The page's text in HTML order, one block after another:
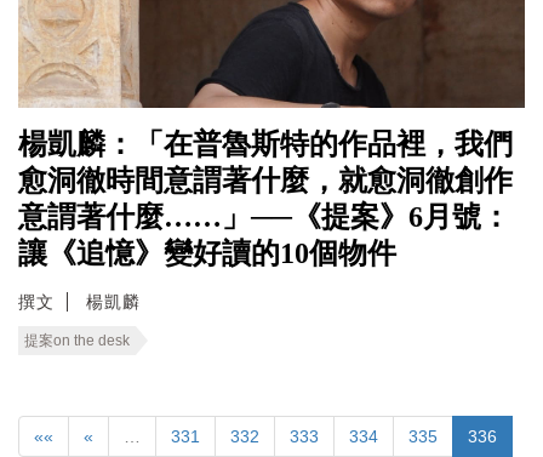
楊凱麟：「在普魯斯特的作品裡，我們
愈洞徹時間意謂著什麼，就愈洞徹創作
意謂著什麼……」──《提案》6月號：
讓《追憶》變好讀的10個物件
撰文 楊凱麟
提案on the desk
«« « 331 332 333 334 335 336